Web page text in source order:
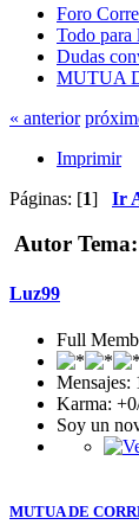
Foro
Todo para
Dudas
MUTUA
« anterior
Imprimir
Páginas: [1] Ir
Autor
Luz99
Full
Mensajes:
Karma:
Soy un
MUTUA DE